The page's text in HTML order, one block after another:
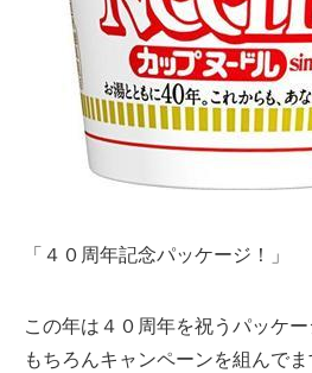
「４０周年記念パッケージ！」
この年は４０周年を祝うパッケー
もちろんキャンペーンを組んでま